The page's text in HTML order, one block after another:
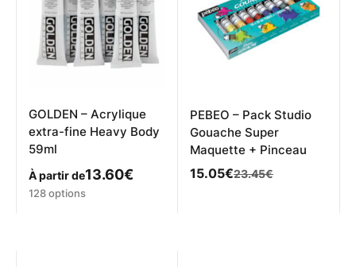
sur
page
du
être
choisies
produit
GOLDEN – Acrylique
extra-fine Heavy Body
59ml
À partir de13.60€
Ce
128 options
PEBEO – Pack Studio
Gouache Super
Maquette + Pinceau
23.45€
Le
15.05€
Le